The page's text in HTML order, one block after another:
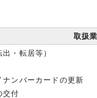
取扱
・転居等）
ナンバーカードの更新
交付